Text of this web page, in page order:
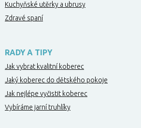
Kuchyňské utěrky a ubrusy
Zdravé spaní
RADY A TIPY
Jak vybrat kvalitní koberec
Jaký koberec do dětského pokoje
Jak nejlépe vyčistit koberec
Vybíráme jarní truhlíky